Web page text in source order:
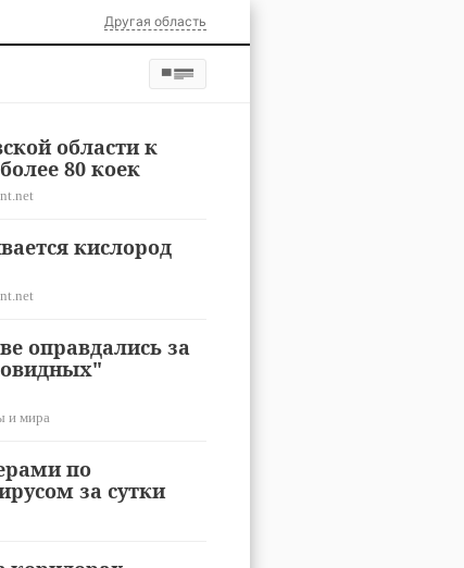
Другая область
области к
80 коек
кислород
оправдались за
и мира
по
за сутки